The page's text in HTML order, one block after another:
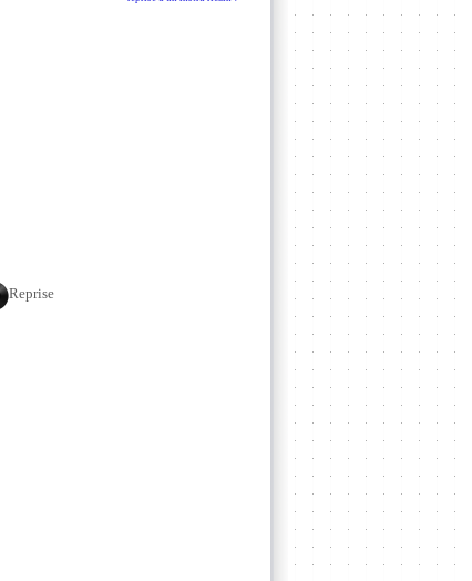
Reprise